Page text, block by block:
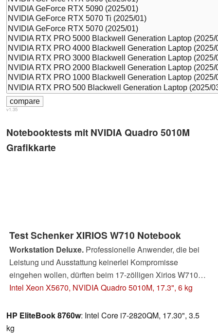
v1.35
Notebooktests mit NVIDIA Quadro 5010M
Grafikkarte
Test Schenker XIRIOS W710 Notebook
Workstation Deluxe.Professionelle Anwender, die bei
Leistung und Ausstattung keinerlei Kompromisse
eingehen wollen, dürften beim 17-zölligen Xirios W710
hellhörig werden. Mit einem Preis von rund 7000 Euro hat
zur Verfügung gestellt, das wir jemals im Test hatten.
Intel Xeon X5670, NVIDIA Quadro 5010M, 17.3", 6 kg
HP EliteBook 8760w: Intel Core i7-2820QM, 17.30", 3.5
kg